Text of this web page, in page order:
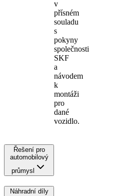
v
přísném
souladu
s
pokyny
společnosti
SKF
a
návodem
k
montáži
pro
dané
vozidlo.
Řešení pro
automobilový
průmysl
Náhradní díly